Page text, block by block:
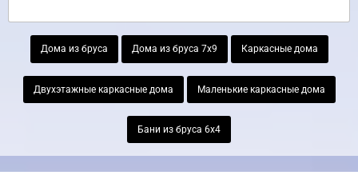
Дома из бруса Дома из бруса 7х9 Каркасные дома
Двухэтажные каркасные дома Маленькие каркасные дома
Бани из бруса 6х4